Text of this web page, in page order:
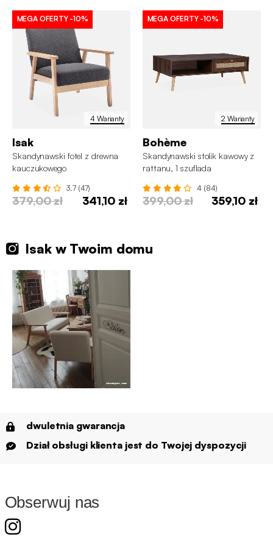
4 Warianty
MEGA OFERTY -10%
Isak
Skandynawski fotel z drewna
kauczukowego
3.7 (47)
379,00 zł 341,10 zł
2 Warianty
MEGA OFERTY -10%
Bohème
Skandynawski stolik kawowy z
rattanu, 1 szuflada
4 (84)
399,00 zł 359,10 zł
Isak w Twoim domu
dwuletnia gwarancja
Dział obsługi klienta jest do Twojej dyspozycji
Obserwuj nas